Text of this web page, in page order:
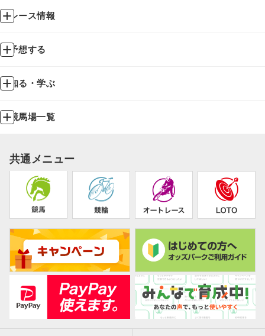
レース情報
予想する
知る・学ぶ
競馬場一覧
共通メニュー